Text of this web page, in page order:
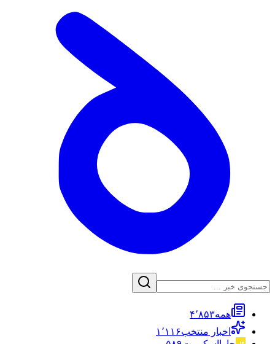
همه۴٬۸۵۳
اخبار منتخب۱٬۱۱۶